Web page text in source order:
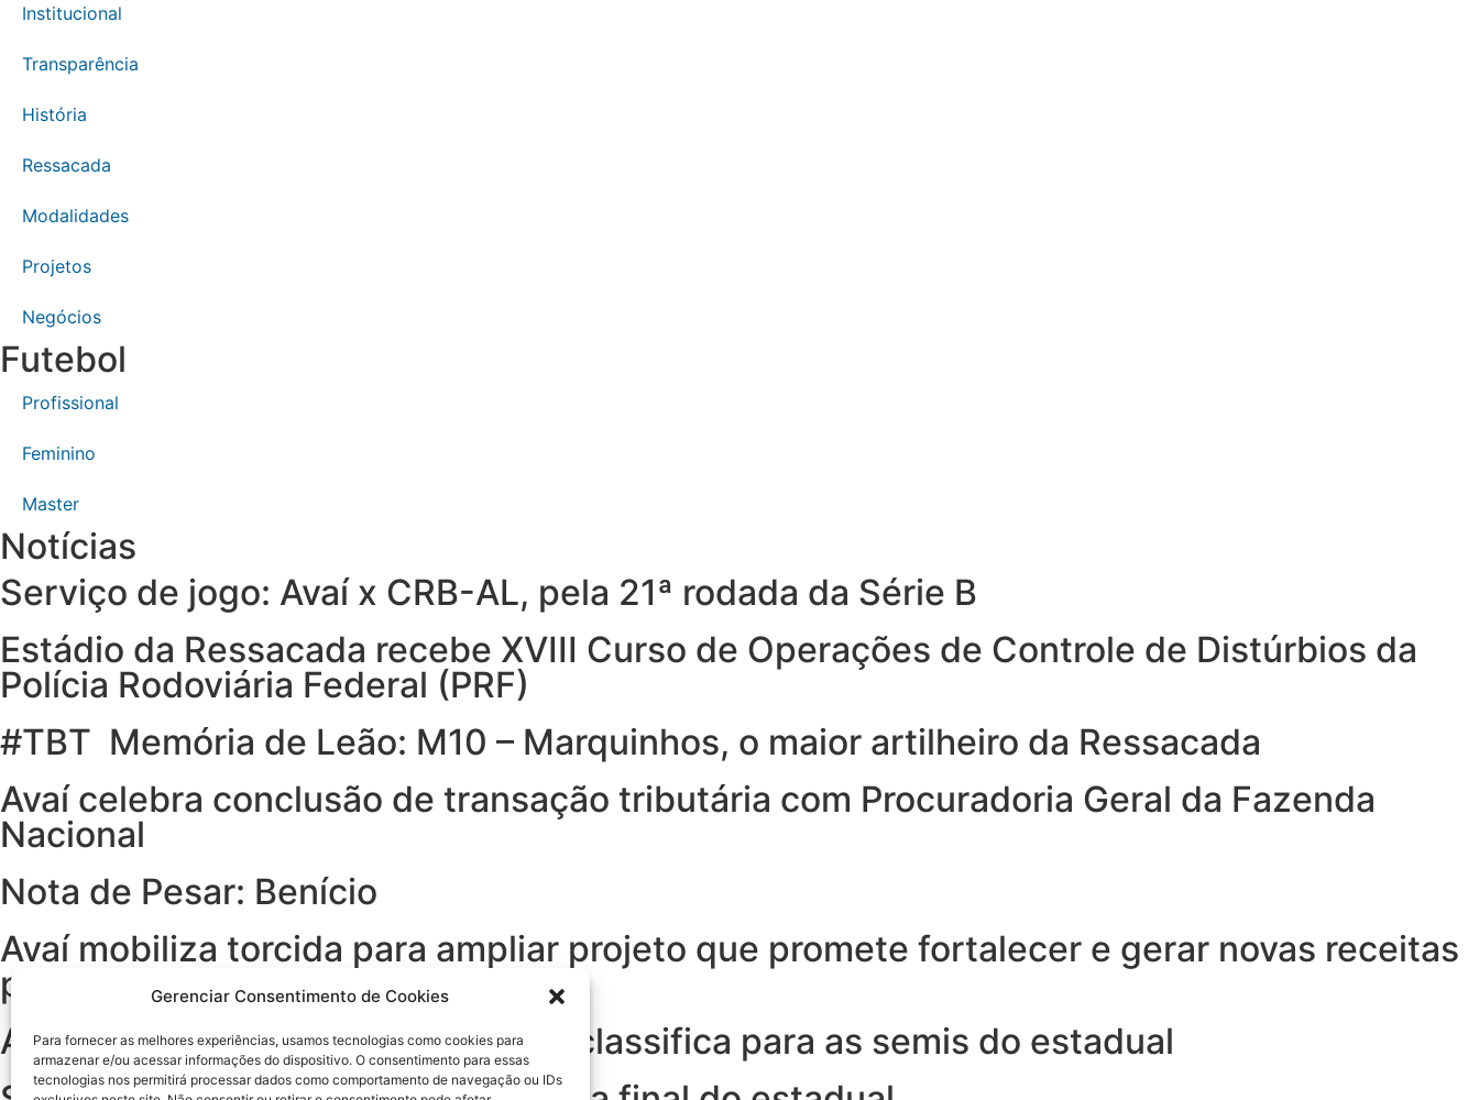
Gerenciar Consentimento de Cookies
Para fornecer as melhores experiências, usamos tecnologias como cookies para
armazenar e/ou acessar informações do dispositivo. O consentimento para essas
tecnologias nos permitirá processar dados como comportamento de navegação ou IDs
Institucional
Transparência
História
Ressacada
Modalidades
Projetos
Negócios
Futebol
Profissional
Feminino
Master
Notícias
Serviço de jogo: Avaí x CRB-AL, pela 21ª rodada da Série B
Estádio da Ressacada recebe XVIII Curso de Operações de Controle de Distúrbios da
Polícia Rodoviária Federal (PRF)
#TBT Memória de Leão: M10 – Marquinhos, o maior artilheiro da Ressacada
Avaí celebra conclusão de transação tributária com Procuradoria Geral da Fazenda
Nacional
Nota de Pesar: Benício
Avaí mobiliza torcida para ampliar projeto que promete fortalecer e gerar novas receitas
para o Clube
Avaí Sub-20 vence o clássico e se classifica para as semis do estadual